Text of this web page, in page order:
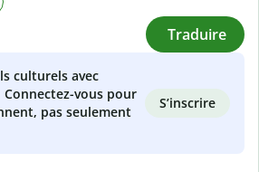
Traduire
culturels avec
vous pour
pas seulement
S’inscrire